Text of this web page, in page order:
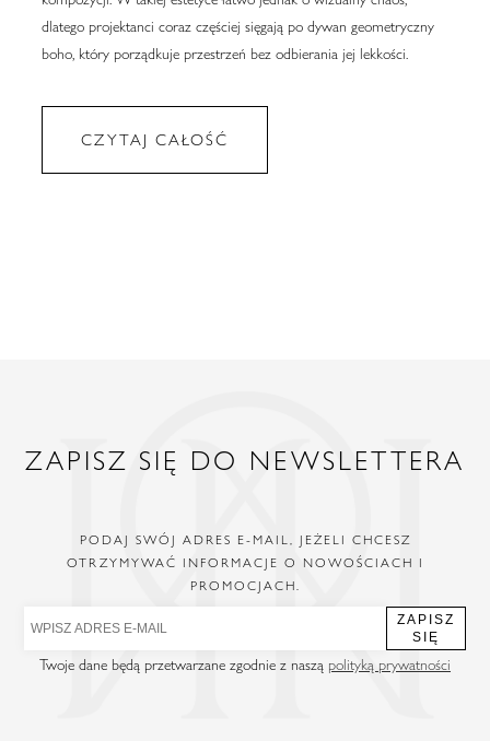
dlatego projektanci coraz częściej sięgają po dywan geometryczny
boho, który porządkuje przestrzeń bez odbierania jej lekkości.
CZYTAJ CAŁOŚĆ
ZAPISZ SIĘ DO NEWSLETTERA
PODAJ SWÓJ ADRES E-MAIL, JEŻELI CHCESZ
OTRZYMYWAĆ INFORMACJE O NOWOŚCIACH I
PROMOCJACH.
ZAPISZ
SIĘ
Twoje dane będą przetwarzane zgodnie z naszą polityką prywatności